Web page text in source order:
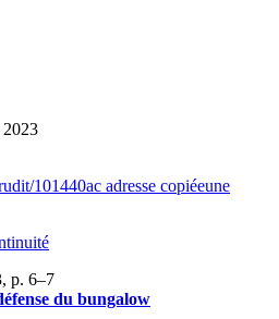
101440ac adresse copiéeune
, p. 6–7
du bungalow